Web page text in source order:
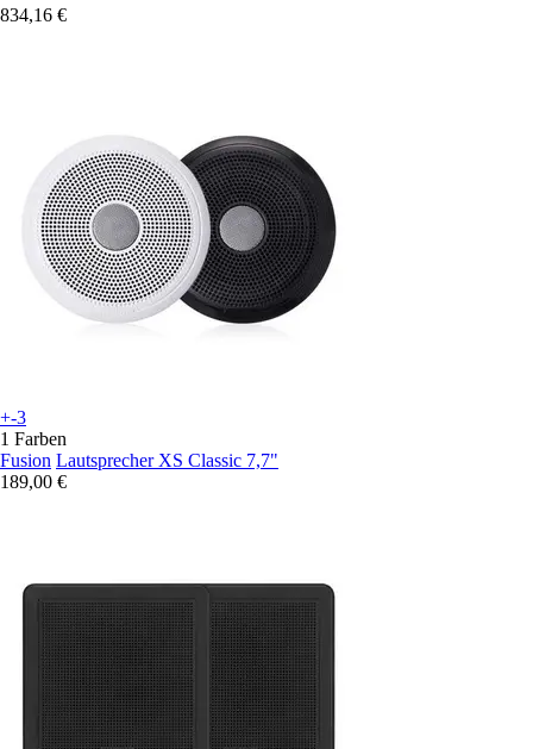
834,16 €
+-3
1 Farben
Fusion Lautsprecher XS Classic 7,7"
189,00 €